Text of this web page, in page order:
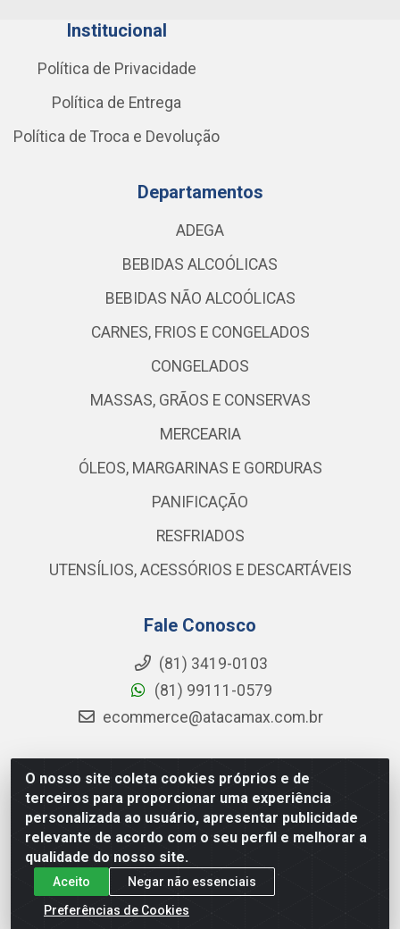
O nosso site coleta cookies próprios e de
terceiros para proporcionar uma experiência
personalizada ao usuário, apresentar publicidade
relevante de acordo com o seu perfil e melhorar a
qualidade do nosso site.
Aceito
Negar não essenciais
Preferências de Cookies
Institucional
Política de Privacidade
Política de Entrega
Política de Troca e Devolução
Departamentos
ADEGA
BEBIDAS ALCOÓLICAS
BEBIDAS NÃO ALCOÓLICAS
CARNES, FRIOS E CONGELADOS
CONGELADOS
MASSAS, GRÃOS E CONSERVAS
MERCEARIA
ÓLEOS, MARGARINAS E GORDURAS
PANIFICAÇÃO
RESFRIADOS
UTENSÍLIOS, ACESSÓRIOS E DESCARTÁVEIS
Fale Conosco
(81) 3419-0103
(81) 99111-0579
ecommerce@atacamax.com.br
Atacamax Importadora de Alimentos LTDA - RODOVIA BR-
101 - SUL, KM 79,60 GP E GALPAO:D - Muribeca, Jaboatão dos
Guararapes - PE, 54355-010 - CNPJ 08.305.623/0001-84